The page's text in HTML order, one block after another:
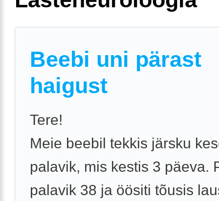
Beebi uni pärast
haigust
Tere!
Meie beebil tekkis järsku
palavik, mis kestis 3 päeva.
palavik 38 ja öösiti tõusis